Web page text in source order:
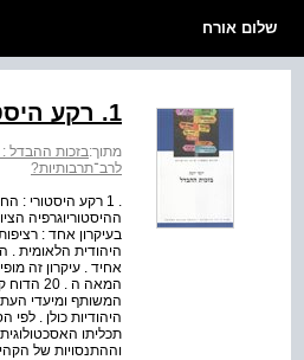
שלום אורח
1. רקע היסטורי: החינוך בשירותה של הלאומיות האתנו־רפובליקנית
מתוך:בזכות ההבדל
לרב־תרבותיות?
. 1 רקע היסטורי
ההיסטוריוגרפיה
בעיקרון אחד :
היהודית הלאומית .
אחיד . עיקרון זה
המאה ה
היהודיות כולן .
תכליתו
וההתנסויות של